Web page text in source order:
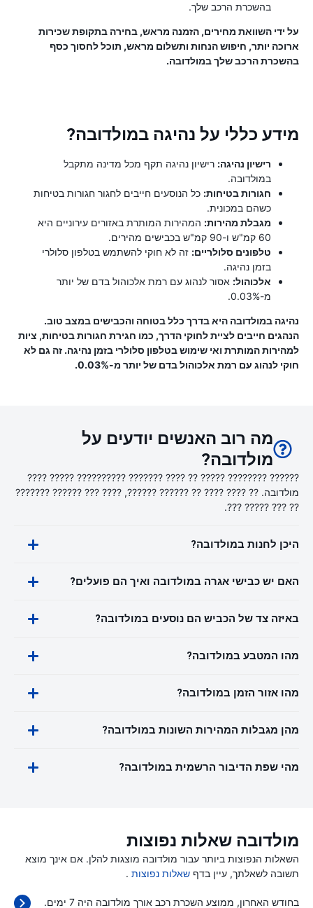
בהשכרת הרכב שלך.
על ידי השוואת מחירים, הזמנה מראש, בחירה בתקופת שכירות
ארוכה יותר, חיפוש הנחות ותשלום מראש, תוכל לחסוך כסף
בהשכרת הרכב שלך במולדובה.
מידע כללי על נהיגה במולדובה?
רישיון נהיגה: רישיון נהיגה תקף מכל מדינה מתקבל
במולדובה.
חגורות בטיחות: כל הנוסעים חייבים לחגור חגורות בטיחות
כשהם במכונית.
מגבלת מהירות: המהירות המותרת באזורים עירוניים היא
60 קמ"ש ו-90 קמ"ש בכבישים מהירים.
טלפונים סלולריים: זה לא חוקי להשתמש בטלפון סלולרי
בזמן נהיגה.
אלכוהול: אסור לנהוג עם רמת אלכוהול בדם של יותר
מ-0.03%.
נהיגה במולדובה היא בדרך כלל בטוחה והכבישים במצב טוב.
הנהגים חייבים לציית לחוקי הדרך, כמו חגירת חגורות בטיחות, ציות
למהירות המותרת ואי שימוש בטלפון סלולרי בזמן נהיגה. זה גם לא
חוקי לנהוג עם רמת אלכוהול בדם של יותר מ-0.03%.
מה רוב האנשים יודעים על
מולדובה?
?????? ???????? ????? ?? ???? ??????? ?????????? ????? ????
מולדובה. ?? ???? ???? ?? ?????? ??????, ???? ??? ?????? ???????
?? ??? ????? ???.
היכן לחנות במולדובה?
האם יש כבישי אגרה במולדובה ואיך הם פועלים?
באיזה צד של הכביש הם נוסעים במולדובה?
מהו המטבע במולדובה?
מהו אזור הזמן במולדובה?
מהן מגבלות המהירות השונות במולדובה?
מהי שפת הדיבור הרשמית במולדובה?
מולדובה שאלות נפוצות
השאלות הנפוצות ביותר עבור מולדובה מוצגות להלן. אם אינך מוצא
תשובה לשאלתך, עיין בדף שאלות נפוצות .
בחודש האחרון, ממוצע השכרת רכב אורך מולדובה היה 7 ימים.